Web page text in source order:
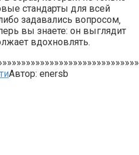
стандарты для всей
задавались вопросом‚
вы знаете: он выглядит
вдохновлять.
Автор: enersb